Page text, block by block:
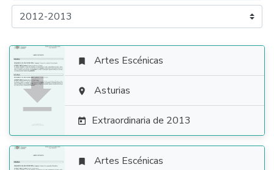

 Artes Escénicas
 Asturias
 Extraordinaria de 2013
 Artes Escénicas